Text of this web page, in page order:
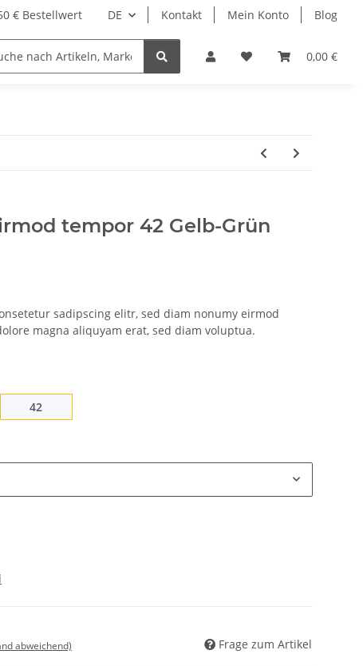
DE Kontakt Mein Konto Blog
€ Bestellwert
0,00 €
tempor 42 Gelb-Grün
sadipscing elitr, sed diam nonumy eirmod
magna aliquyam erat, sed diam voluptua.
4242
abweichend) Frage zum Artikel